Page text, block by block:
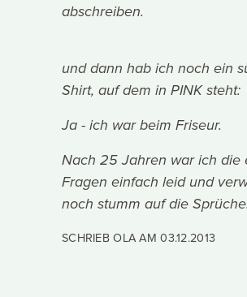
abschreiben.
und dann hab ich noch ein
Shirt, auf dem in PINK steht:
Ja - ich war beim Friseur.
Nach 25 Jahren war ich die
Fragen einfach leid und
noch stumm auf die
SCHRIEB OLA AM03.12.2013